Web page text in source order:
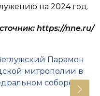
на 2024 год.
https://nne.ru/